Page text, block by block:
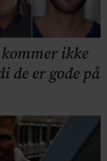
ikke
de er gode på